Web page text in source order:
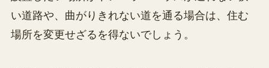
い道路や、曲がりきれない道を通る場合は、住む
場所を変更せざるを得ないでしょう。